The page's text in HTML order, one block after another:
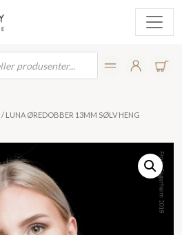
/ LUNA ØREDOBBER 13MM SØLV HENG